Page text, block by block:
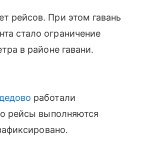
рейсов. При этом гавань
стало ограничение
в районе гавани.
работали
рейсы выполняются